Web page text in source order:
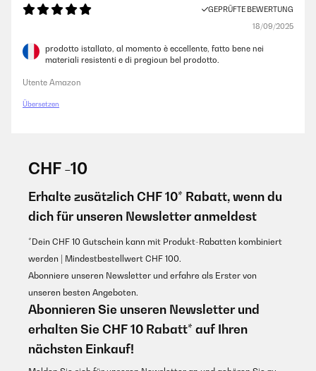
GEPRÜFTE BEWERTUNG
18/09/2025
prodotto istallato, al momento è eccellente, fatto bene nei
materiali resistenti e di pregioun bel prodotto.
Utente Amazon
Übersetzen
CHF -10
Erhalte zusätzlich CHF 10* Rabatt, wenn du
dich für unseren Newsletter anmeldest
*Dein CHF 10 Gutschein kann mit Produkt-Rabatten kombiniert
werden | Mindestbestellwert CHF 100.
Abonniere unseren Newsletter und erfahre als Erster von
unseren besten Angeboten.
Abonnieren Sie unseren Newsletter und
erhalten Sie CHF 10 Rabatt* auf Ihren
nächsten Einkauf!